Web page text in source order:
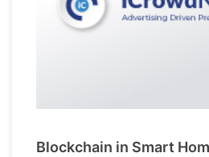
Blockchain in Smart